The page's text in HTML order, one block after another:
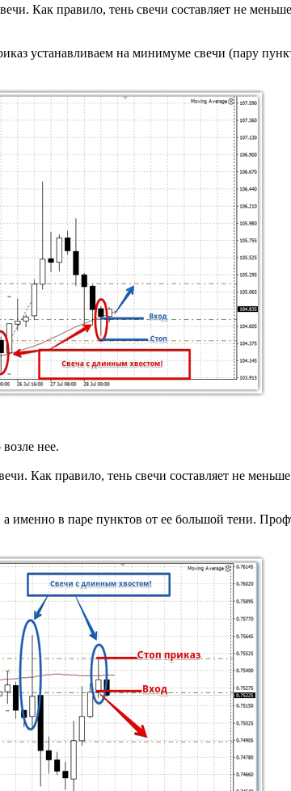
Как правило, тень свечи составляет не
устанавливаем на минимуме свечи (пару
нее.
Как правило, тень свечи составляет не
именно в паре пунктов от ее большой тени.